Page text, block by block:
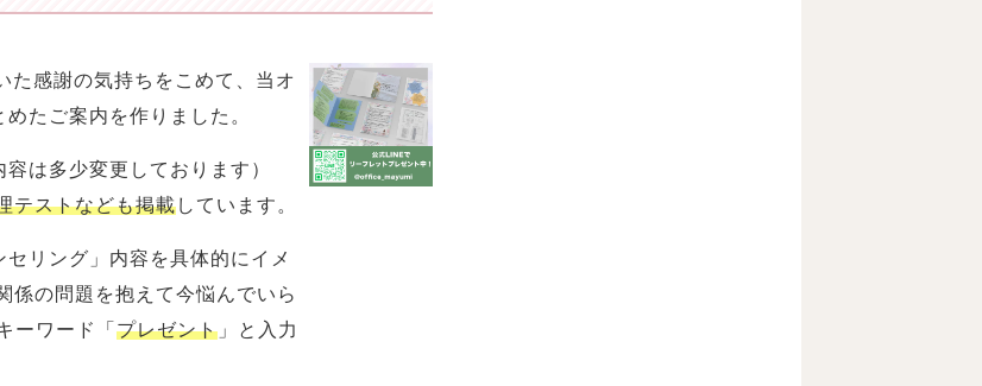
た感謝の気持ちをこめて、当オ
たご案内を作りました。
容は多少変更しております）
テストなども掲載しています。
リング」内容を具体的にイメ
係の問題を抱えて今悩んでいら
ーワード「 プレゼント 」と入力